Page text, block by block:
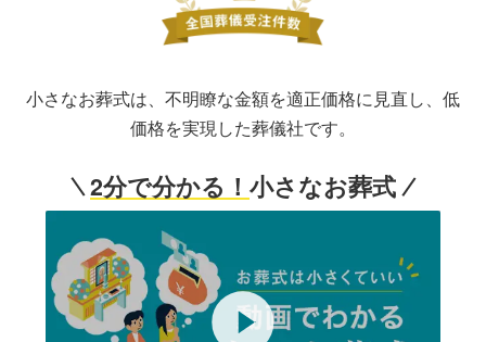
小さなお葬式は、不明瞭な金額を適正価格に見直し、低
価格を実現した葬儀社です。
2分で分かる！ 小さなお葬式